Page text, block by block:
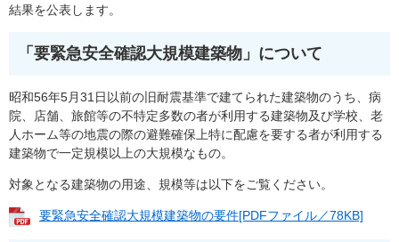
結果を公表します。
「要緊急安全確認大規模建築物」について
昭和56年5月31日以前の旧耐震基準で建てられた建築物のうち、病
院、店舗、旅館等の不特定多数の者が利用する建築物及び学校、老
人ホーム等の地震の際の避難確保上特に配慮を要する者が利用する
建築物で一定規模以上の大規模なもの。
対象となる建築物の用途、規模等は以下をご覧ください。
要緊急安全確認大規模建築物の要件[PDFファイル／78KB]